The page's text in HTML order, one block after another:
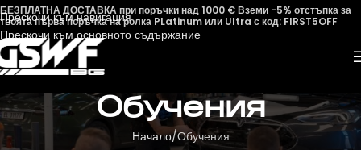
Прескочи към навигация
Прескочи към основното съдържание
БЕЗПЛАТНА ДОСТАВКА при поръчки над 1000 € Вземи -5% отстъпка за
твоята първа поръчка на ролка PLatinum или Ultra с код: FIRST5OFF
Обучения
Начало Обучения